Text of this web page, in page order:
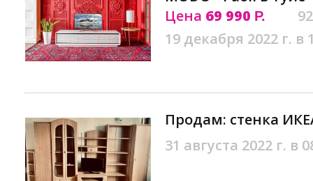
Цена 69 990 Р.
19 декабря 2022 г. в
Продам: стенка
31 августа 2022 г. в